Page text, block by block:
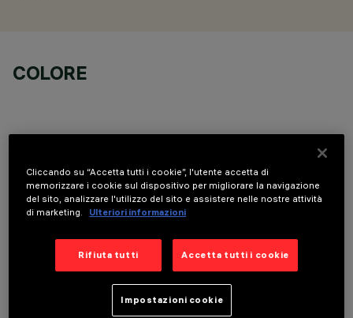
COLORE
COMPONENTI OPZIONALI
DATI TECNICI
Cliccando su “Accetta tutti i cookie”, l'utente accetta di
memorizzare i cookie sul dispositivo per migliorare la navigazione
del sito, analizzare l'utilizzo del sito e assistere nelle nostre attività
di marketing.
Ulteriori informazioni
Rifiuta tutti Accetta tutti i cookie
Impostazioni cookie